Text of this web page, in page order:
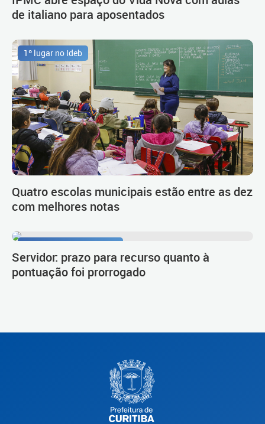
de italiano para aposentados
1º lugar no Ideb
Quatro escolas municipais estão entre as dez
com melhores notas
Servidor: prazo para recurso quanto à
pontuação foi prorrogado